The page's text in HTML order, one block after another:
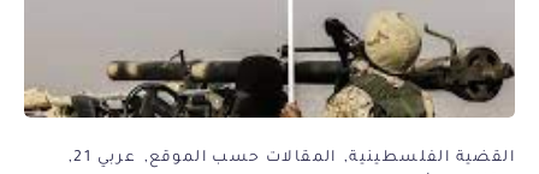
القضية الفلسطينية المقالات حسب الموقع
عربي 21